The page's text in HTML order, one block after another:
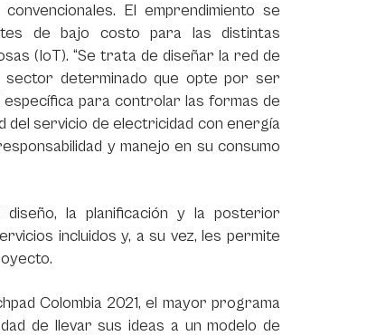
El emprendimiento se
de bajo costo para las distintas
(IoT). “Se trata de diseñar la red de
sector determinado que opte por ser
para controlar las formas de
del servicio de electricidad con energía
y manejo en su consumo
la planificación y la posterior
incluidos y, a su vez, les permite
Colombia 2021, el mayor programa
de llevar sus ideas a un modelo de